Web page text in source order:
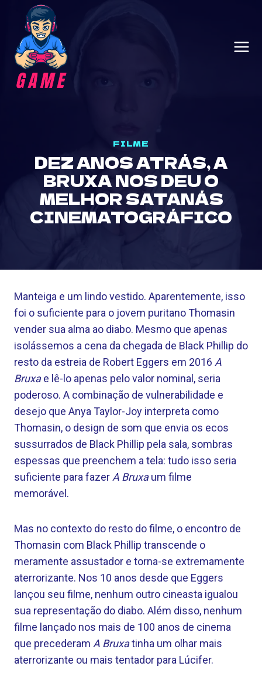
content
FILME
DEZ ANOS ATRÁS, A
BRUXA NOS DEU O
MELHOR SATANÁS
CINEMATOGRÁFICO
Manteiga e um lindo vestido. Aparentemente, isso
foi o suficiente para o jovem puritano Thomasin
vender sua alma ao diabo. Mesmo que apenas
isolássemos a cena da chegada de Black Phillip do
resto da estreia de Robert Eggers em 2016 A
Bruxae lê-lo apenas pelo valor nominal, seria
poderoso. A combinação de vulnerabilidade e
desejo que Anya Taylor-Joy interpreta como
Thomasin, o design de som que envia os ecos
sussurrados de Black Phillip pela sala, sombras
espessas que preenchem a tela: tudo isso seria
suficiente para fazer A Bruxaum filme
memorável.
Mas no contexto do resto do filme, o encontro de
Thomasin com Black Phillip transcende o
meramente assustador e torna-se extremamente
aterrorizante. Nos 10 anos desde que Eggers
lançou seu filme, nenhum outro cineasta igualou
sua representação do diabo. Além disso, nenhum
filme lançado nos mais de 100 anos de cinema
que precederam A Bruxatinha um olhar mais
aterrorizante ou mais tentador para Lúcifer.